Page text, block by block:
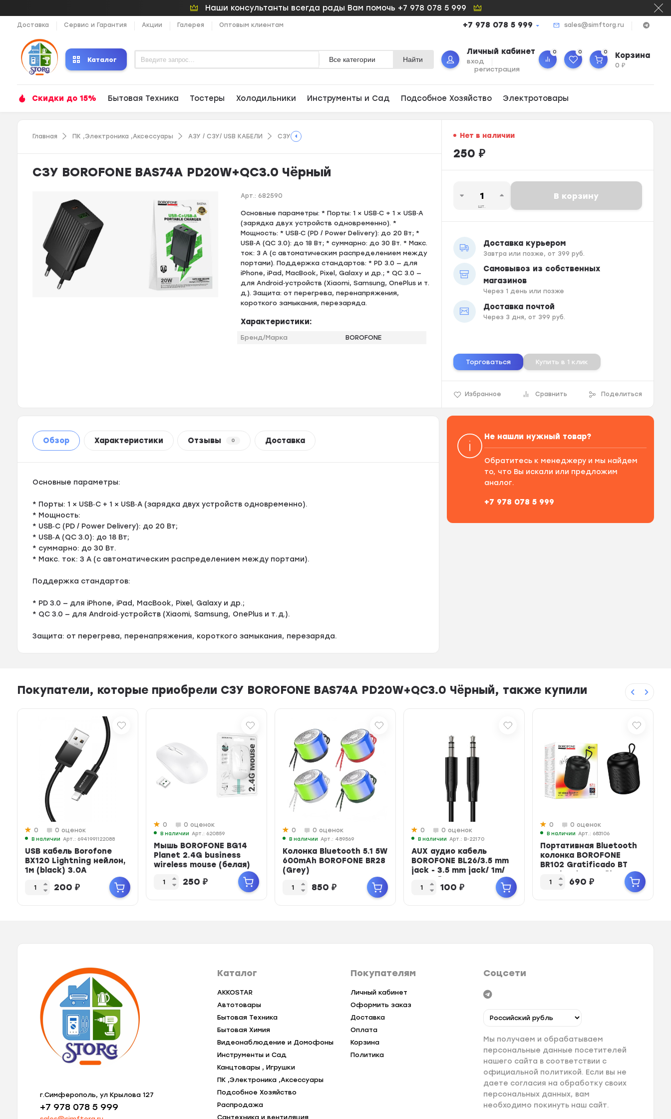
Наши консультанты всегда рады Вам помочь +7 978 078 5 999
Доставка Сервис и Гарантия Акции Галерея Оптовым клиентам +7 978 078 5 999 sales@simftorg.ru
Каталог Все категории Найти
Личный кабинет
вход
регистрация
0 0 0 Корзина
0₽
Скидки до 15% Бытовая Техника Тостеры Холодильники Инструменты и Сад Подсобное Хозяйство Электротовары
Главная ПК ,Электроника ,Аксессуары АЗУ / СЗУ/ USB KAБЕЛИ СЗУ
СЗУ BOROFONE BAS74A PD20W+QC3.0 Чёрный
Арт.:682590
Основные параметры: * Порты: 1 × USB‑C + 1 × USB‑A
(зарядка двух устройств одновременно). *
Мощность: * USB‑C (PD / Power Delivery): до 20 Вт; *
USB‑A (QC 3.0): до 18 Вт; * суммарно: до 30 Вт. * Макс.
ток: 3 А (с автоматическим распределением между
портами). Поддержка стандартов: * PD 3.0 — для
iPhone, iPad, MacBook, Pixel, Galaxy и др.; * QC 3.0 —
для Android‑устройств (Xiaomi, Samsung, OnePlus и т.
д.). Защита: от перегрева, перенапряжения,
короткого замыкания, перезаряда.
Характеристики:
Бренд/Марка BOROFONE
Нет в наличии
250 ₽
шт.
В корзину
Доставка курьером
Завтра или позже, от 399 руб.
Самовывоз из собственных
магазинов
Через 1 день или позже
Доставка почтой
Через 3 дня, от 399 руб.
Избранное Сравнить Поделиться
Торговаться Купить в 1 клик
Обзор Характеристики Отзывы 0 Доставка
Основные параметры:
* Порты: 1 × USB‑C + 1 × USB‑A (зарядка двух устройств одновременно).
* Мощность:
* USB‑C (PD / Power Delivery): до 20 Вт;
* USB‑A (QC 3.0): до 18 Вт;
* суммарно: до 30 Вт.
* Макс. ток: 3 А (с автоматическим распределением между портами).
Поддержка стандартов:
* PD 3.0 — для iPhone, iPad, MacBook, Pixel, Galaxy и др.;
* QC 3.0 — для Android‑устройств (Xiaomi, Samsung, OnePlus и т. д.).
Защита: от перегрева, перенапряжения, короткого замыкания, перезаряда.
Не нашли нужный товар?
Обратитесь к менеджеру и мы найдем
то, что Вы искали или предложим
аналог.
+7 978 078 5 999
Покупатели, которые приобрели СЗУ BOROFONE BAS74A PD20W+QC3.0 Чёрный, также купили
0 0 оценок
В наличии Арт.: 6941991122088
USB кабель Borofone
BX120 Lightning нейлон,
1м (black) 3.0A
200 ₽
0 0 оценок
В наличии Арт.: 620859
Мышь BOROFONE BG14
Planet 2.4G business
wireless mouse (белая)
250 ₽
0 0 оценок
В наличии Арт.: 489569
Колонка Bluetooth 5.1 5W
600mAh BOROFONE BR28
(Grey)
850 ₽
0 0 оценок
В наличии Арт.: B-22170
AUX аудио кабель
BOROFONE BL26/3.5 mm
jack - 3.5 mm jack/ 1m/
100 ₽
0 0 оценок
В наличии Арт.: 683106
Портативная Bluetooth
колонка BOROFONE
BR102 Gratificado BT
690 ₽
г.Симферополь, ул Крылова 127
+7 978 078 5 999
Каталог
AKKOSTAR
Автотовары
Бытовая Техника
Бытовая Химия
Видеонаблюдение и Домофоны
Инструменты и Сад
Канцтовары , Игрушки
ПК ,Электроника ,Аксессуары
Подсобное Хозяйство
Распродажа
Сантехника и вентиляция
Покупателям
Личный кабинет
Оформить заказ
Доставка
Оплата
Корзина
Политика
Соцсети
Мы получаем и обрабатываем
персональные данные посетителей
нашего сайта в соответствии с
официальной политикой. Если вы не
даете согласия на обработку своих
персональных данных, вам
необходимо покинуть наш сайт.